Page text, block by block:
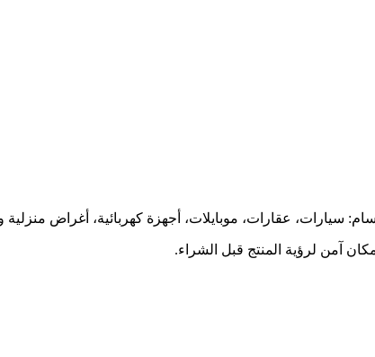
سيارات، عقارات، موبايلات، أجهزة كهربائية، أغراض
آمن لرؤية المنتج قبل الشراء.